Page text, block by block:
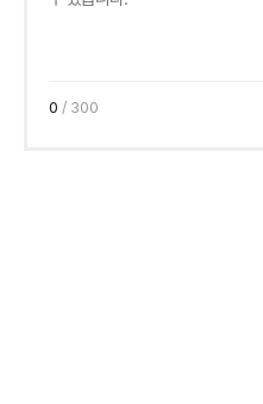
0 / 300